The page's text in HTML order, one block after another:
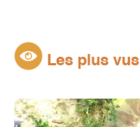
Les plus vus